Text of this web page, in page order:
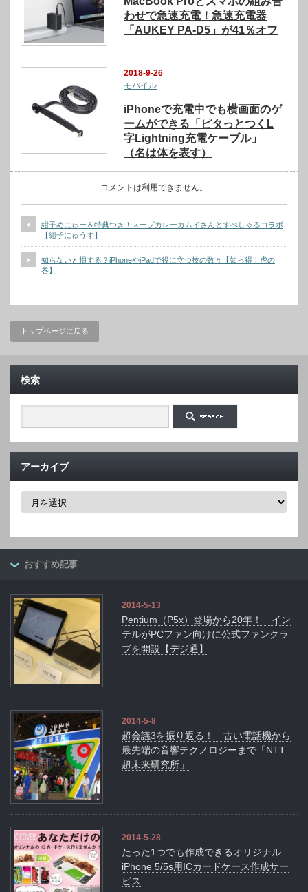
わせで急速充電！急速充電器
「AUKEY PA-D5」が41％オフ
2018-9-26
モバイル
iPhoneで充電中でも横画面のゲ
ームができる「ピタっとつくL
字Lightning充電ケーブル」
（名は体を表す）
コメントは利用できません。
紺子めにゅー＆特典つき！スープカレーカムイさんとすぺしゃるコラボ
【紺子にゅうす】
知らないと損する？iPhoneやiPadで役に立つ技の数々【知っ得！虎の
巻】
トップページに戻る
検索
アーカイブ
ア
ブ
おすすめ記事
2014-5-13
Pentium（P5x）登場から20年！ イン
テルがPCファン向けに公式ファンクラ
ブを開設【デジ通】
2014-5-8
超会議3を振り返る！ 古い電話機から
最先端の音響テクノロジーまで「NTT
超未来研究所」
2014-5-28
たった1つでも作成できるオリジナル
iPhone 5/5s用ICカードケース作成サー
ビス